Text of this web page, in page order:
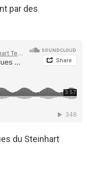
par des
du Steinhart